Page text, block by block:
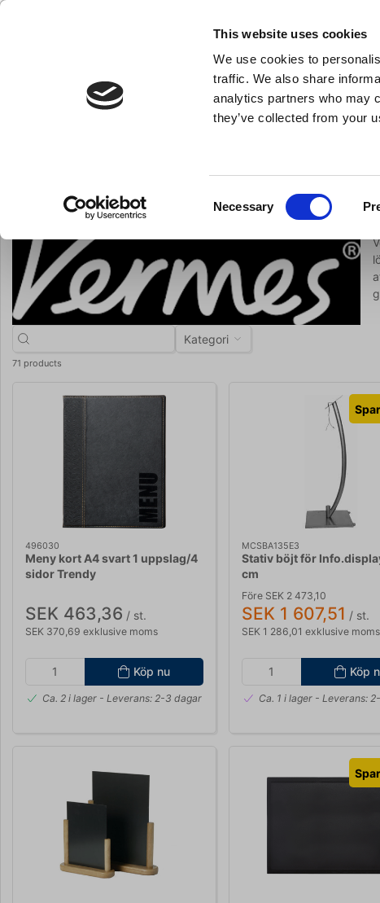
This website uses cookies
We use cookies to
traffic. We also share
analytics partners who may
they’ve collected from your
Necessary
- Allt vad du behöver till ditt kök
Bakredskap Kok- och stekkärl
Kategori
71 products
496030
Meny kort A4 svart 1 uppslag/4
sidor Trendy
SEK 463,36 / st.
SEK 370,69 exklusive moms
Köp nu
Ca. 2 i lager - Leverans: 2-3 dagar
MCSBA135E3
Stativ böjt för
cm
Före SEK 2 473,10
SEK 1 607,51 / st.
SEK 1 286,01 exklusive moms
Köp
Ca. 1 i lager- Leverans: